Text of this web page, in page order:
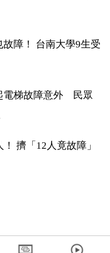
故障！ 台南大學9生受
電梯故障意外 民眾
擠「12人竟故障」